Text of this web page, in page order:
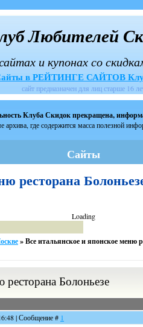
Любителей
и купонах со
в РЕЙТИНГЕ САЙТОВ
сайт предназначен для лиц старше 16
Клуба Скидок прекращена,
архива, где содержится масса полезной
Сайты
ресторана
Loading
»Все итальянское и японское меню
ресторана Болоньезе
| Сообщение # 1